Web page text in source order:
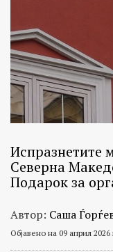
Испразнетите
Северна
Подарок за
Автор: Саша
Објавено на 09 април 2026